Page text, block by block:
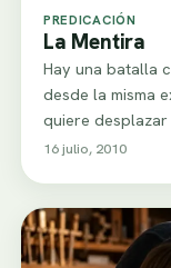
PREDICACIÓN
La Mentira
Hay una batalla
desde la misma
quiere desplazar
16 julio, 2010